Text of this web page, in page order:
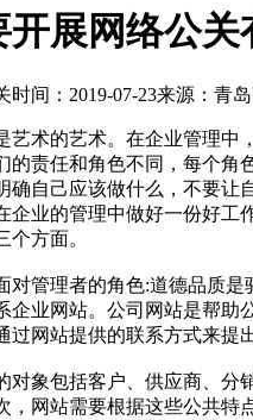
展网络公关
时间：2019-07-23来源：青
的艺术。在企业管理中，
的责任和角色不同，每个
确自己应该做什么，不要
企业的管理中做好一份好
三个方面。
理者的角色:道德品质是
企业网站。公司网站是帮
过网站提供的联系方式来
包括客户、供应商、分销
，网站需要根据这些公共